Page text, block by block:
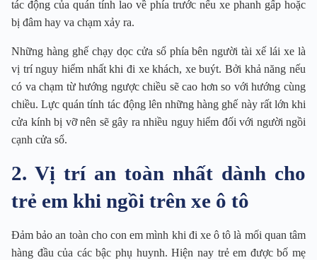
tác động của quán tính lao về phía trước nếu xe phanh gấp hoặc
bị đâm hay va chạm xảy ra.
Những hàng ghế chạy dọc cửa sổ phía bên người tài xế lái xe là
vị trí nguy hiểm nhất khi đi xe khách, xe buýt. Bởi khả năng nếu
có va chạm từ hướng ngược chiều sẽ cao hơn so với hướng cùng
chiều. Lực quán tính tác động lên những hàng ghế này rất lớn khi
cửa kính bị vỡ nên sẽ gây ra nhiều nguy hiểm đối với người ngồi
cạnh cửa sổ.
2. Vị trí an toàn nhất dành cho
trẻ em khi ngồi trên xe ô tô
Đảm bảo an toàn cho con em mình khi đi xe ô tô là mối quan tâm
hàng đầu của các bậc phụ huynh. Hiện nay trẻ em được bố mẹ